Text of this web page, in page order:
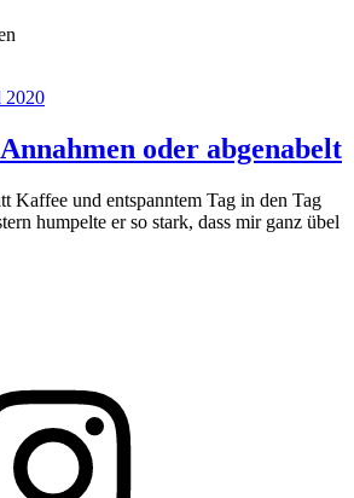
2020
oder abgenabelt
Kaffee und entspanntem Tag in den Tag
humpelte er so stark, dass mir ganz übel